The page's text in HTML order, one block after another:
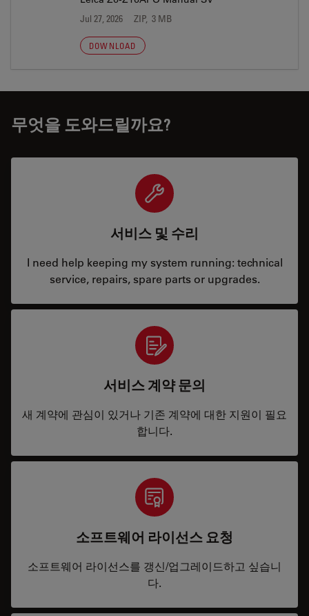
Jul 27, 2026 ZIP, 3 MB
DOWNLOAD
무엇을 도와드릴까요?
서비스 및 수리
I need help keeping my system running: technical
service, repairs, spare parts or upgrades.
서비스 계약 문의
새 계약에 관심이 있거나 기존 계약에 대한 지원이 필요
합니다.
소프트웨어 라이선스 요청
소프트웨어 라이선스를 갱신/업그레이드하고 싶습니
다.